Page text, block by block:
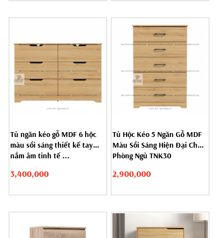
Tủ ngăn kéo gỗ MDF 6 hộc
màu sồi sáng thiết kế tay
nắm âm tinh tế ...
3,400,000
Tủ Hộc Kéo 5 Ngăn Gỗ MDF
Màu Sồi Sáng Hiện Đại Cho
Phòng Ngủ TNK30
2,900,000